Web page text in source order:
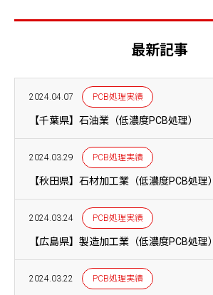
最新記事
2024.04.07 PCB処理実績
【千葉県】石油業（低濃度PCB処理）
2024.03.29 PCB処理実績
【秋田県】石材加工業（低濃度PCB処理）
2024.03.24 PCB処理実績
【広島県】製造加工業（低濃度PCB処理）
2024.03.22 PCB処理実績